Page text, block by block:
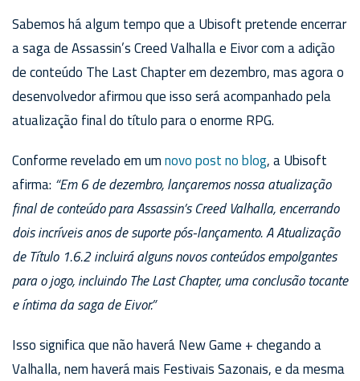
Sabemos há algum tempo que a Ubisoft pretende encerrar
a saga de Assassin’s Creed Valhalla e Eivor com a adição
de conteúdo The Last Chapter em dezembro, mas agora o
desenvolvedor afirmou que isso será acompanhado pela
atualização final do título para o enorme RPG.
Conforme revelado em umnovo post no blog, a Ubisoft
afirma: “Em 6 de dezembro, lançaremos nossa atualização
final de conteúdo para Assassin’s Creed Valhalla, encerrando
dois incríveis anos de suporte pós-lançamento. A Atualização
de Título 1.6.2 incluirá alguns novos conteúdos empolgantes
para o jogo, incluindo The Last Chapter, uma conclusão tocante
e íntima da saga de Eivor.”
Isso significa que não haverá New Game + chegando a
Valhalla, nem haverá mais Festivais Sazonais, e da mesma